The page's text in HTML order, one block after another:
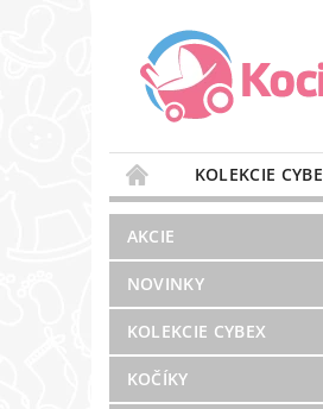
KOLEKCIE
STAROSTLIVOSŤ O
BLOG
AKCIE
NOVINKY
KOLEKCIE CYBEX
KOČÍKY